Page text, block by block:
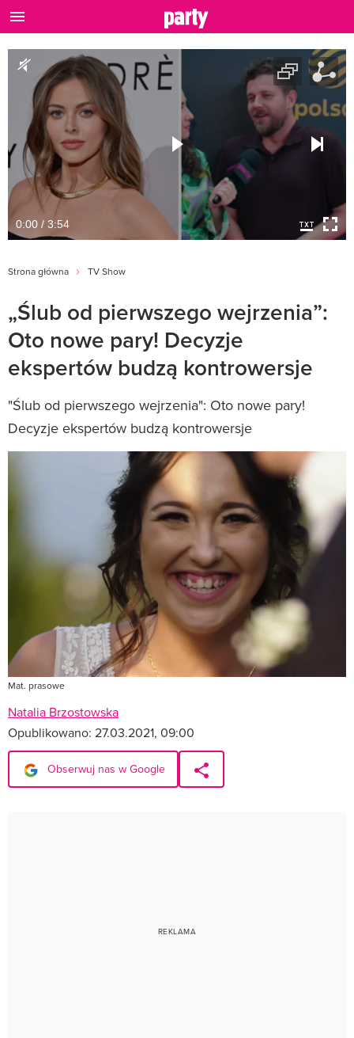
0:00 / 3:54
Strona główna TV Show
„Ślub od pierwszego wejrzenia”:
Oto nowe pary! Decyzje
ekspertów budzą kontrowersje
"Ślub od pierwszego wejrzenia": Oto nowe pary!
Decyzje ekspertów budzą kontrowersje
Mat. prasowe
Natalia Brzostowska
Opublikowano: 27.03.2021, 09:00
Obserwuj nas w Google